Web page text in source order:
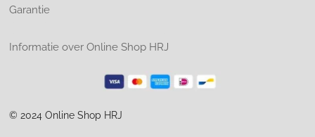
Garantie
Informatie over Online Shop HRJ
© 2024 Online Shop HRJ